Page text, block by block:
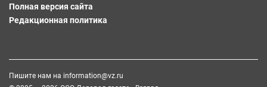
Полная версия сайта
Редакционная политика
Пишите нам на information@vz.ru